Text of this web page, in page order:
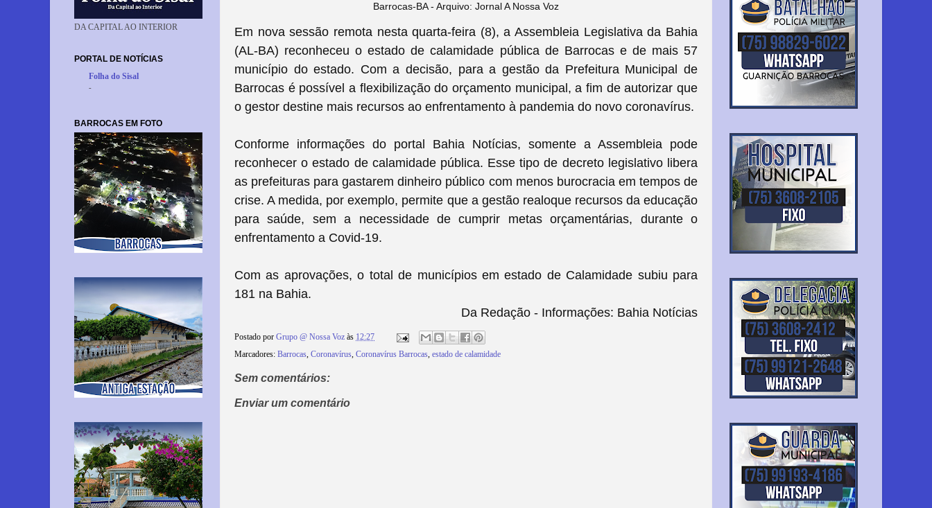
Barrocas-BA - Arquivo: Jornal A Nossa Voz
Em nova sessão remota nesta quarta-feira (8), a Assembleia Legislativa da Bahia
(AL-BA) reconheceu o estado de calamidade pública de Barrocas e de mais 57
município do estado. Com a decisão, para a gestão da Prefeitura Municipal de
Barrocas é possível a flexibilização do orçamento municipal, a fim de autorizar que
o gestor destine mais recursos ao enfrentamento à pandemia do novo coronavírus.
Conforme informações do portal Bahia Notícias, somente a Assembleia pode
reconhecer o estado de calamidade pública. Esse tipo de decreto legislativo libera
as prefeituras para gastarem dinheiro público com menos burocracia em tempos de
crise. A medida, por exemplo, permite que a gestão realoque recursos da educação
para saúde, sem a necessidade de cumprir metas orçamentárias, durante o
enfrentamento a Covid-19.
Com as aprovações, o total de municípios em estado de Calamidade subiu para
181 na Bahia.
Da Redação - Informações: Bahia Notícias
Postado por Grupo @ Nossa Voz às 12:27
Marcadores: Barrocas, Coronavírus, Coronavírus Barrocas, estado de calamidade
Sem comentários:
Enviar um comentário
DA CAPITAL AO INTERIOR
PORTAL DE NOTÍCIAS
Folha do Sisal
-
BARROCAS EM FOTO